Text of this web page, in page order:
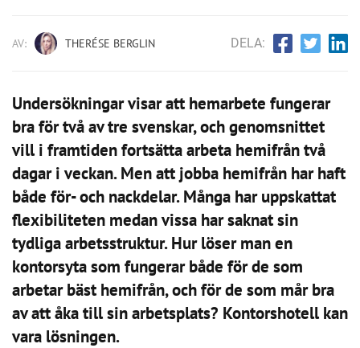
AV: THERÉSE BERGLIN DELA:
Undersökningar visar att hemarbete fungerar
bra för två av tre svenskar, och genomsnittet
vill i framtiden fortsätta arbeta hemifrån två
dagar i veckan. Men att jobba hemifrån har haft
både för- och nackdelar. Många har uppskattat
flexibiliteten medan vissa har saknat sin
tydliga arbetsstruktur. Hur löser man en
kontorsyta som fungerar både för de som
arbetar bäst hemifrån, och för de som mår bra
av att åka till sin arbetsplats? Kontorshotell kan
vara lösningen.